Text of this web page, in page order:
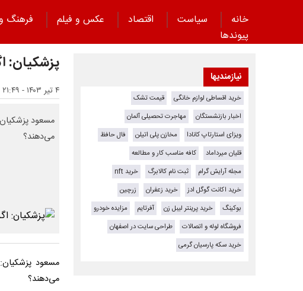
خانه سیاست اقتصاد عکس و فیلم فرهنگ
پیوند‌ها
پزشکیان:
۴ تیر ۱۴۰۳ - ۲۱:۴۹
مسعود
می‌دهند؟
مسعود
می‌دهند؟
نیازمندیها
خرید اقساطی لوازم خانگی
قیمت تشک
اخبار بازنشستگان
مهاجرت تحصیلی آلمان
ویزای استارتاپ کانادا
مخازن پلی اتیلن
فال حافظ
قلیان میرداماد
کافه مناسب کار و مطالعه
مجله آرایش گرام
ثبت نام کالابرگ
خرید nft
خرید اکانت گوگل ادز
خرید زعفران
زرچین
بوکینگ
خرید پرینتر لیبل زن آفرتایم
مزایده خودرو
فروشگاه لوله و اتصالات
طراحی سایت در اصفهان
خرید سکه پارسیان گرمی